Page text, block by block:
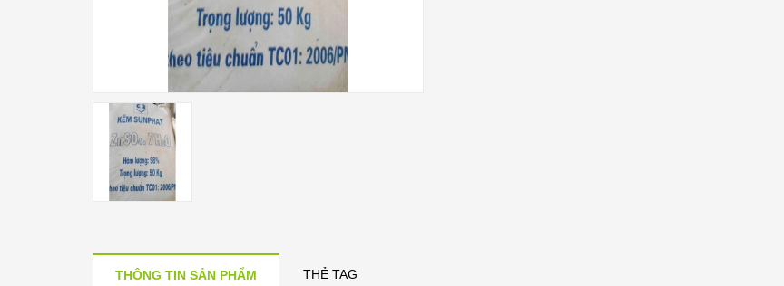
THÔNG TIN SẢN PHẨM THẺ TAG